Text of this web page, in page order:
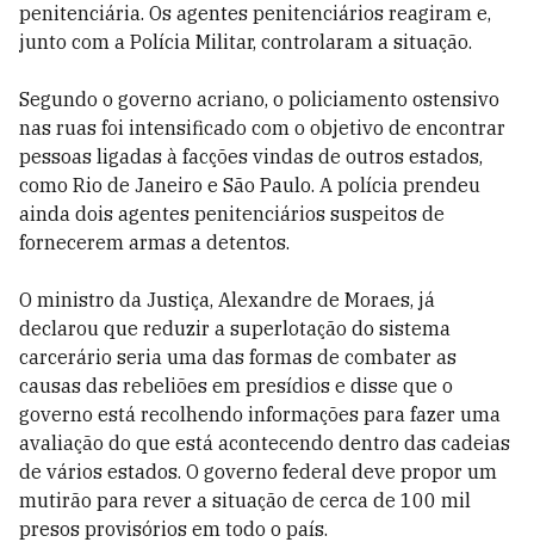
penitenciária. Os agentes penitenciários reagiram e,
junto com a Polícia Militar, controlaram a situação.
Segundo o governo acriano, o policiamento ostensivo
nas ruas foi intensificado com o objetivo de encontrar
pessoas ligadas à facções vindas de outros estados,
como Rio de Janeiro e São Paulo. A polícia prendeu
ainda dois agentes penitenciários suspeitos de
fornecerem armas a detentos.
O ministro da Justiça, Alexandre de Moraes, já
declarou que reduzir a superlotação do sistema
carcerário seria uma das formas de combater as
causas das rebeliões em presídios e disse que o
governo está recolhendo informações para fazer uma
avaliação do que está acontecendo dentro das cadeias
de vários estados. O governo federal deve propor um
mutirão para rever a situação de cerca de 100 mil
presos provisórios em todo o país.